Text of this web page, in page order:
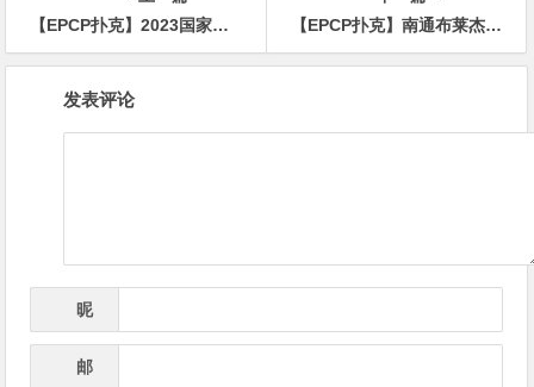
【EPCP扑克】2023国家杯武汉站 | 酒店预订流程及交通指南
【EPCP扑克】南通布莱杰 | 百万赛圆满落幕 无锡小将朱易文战胜保翔荣登冠军宝座！
发表评论
昵
*
邮